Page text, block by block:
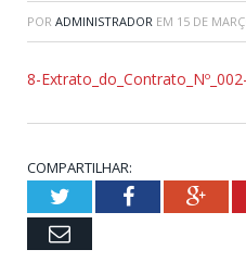
POR ADMINISTRADOR EM 15 DE
8-
COMPARTILHAR:
TwitterFacebook
Email